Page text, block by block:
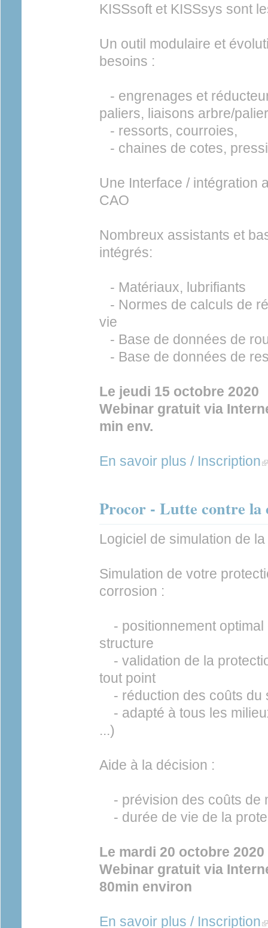
KISSsoft et KISSsys sont
Un outil modulaire et
besoins :
- engrenages et
paliers, liaisons arbre/
- ressorts, courroies,
- chaines de cotes,
Une Interface / intégration
CAO
Nombreux assistants et
intégrés:
- Matériaux, lubrifiants
- Normes de calculs de
vie
- Base de données de
- Base de données de
Le jeudi 15 octobre 2020
Webinar gratuit via
min env.
En savoir plus / Inscription
Procor - Lutte contre la
Logiciel de simulation de
Simulation de votre
corrosion :
- positionnement optimal
structure
- validation de la
tout point
- réduction des coûts du
- adapté à tous les
...)
Aide à la décision :
- prévision des coûts de
- durée de vie de la
Le mardi 20 octobre 2020
Webinar gratuit via
80min environ
En savoir plus / Inscription